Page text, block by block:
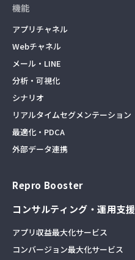
機能
アプリチャネル
Webチャネル
メール・LINE
分析・可視化
シナリオ
リアルタイムセグメンテーション
最適化・PDCA
外部データ連携
Repro Booster
コンサルティング・運用支援
アプリ収益最大化サービス
コンバージョン最大化サービス